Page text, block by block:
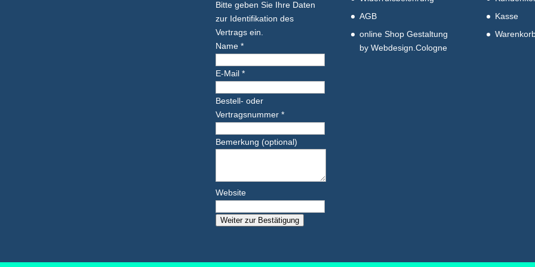
Bitte geben Sie Ihre Daten
zur Identifikation des
Vertrags ein.
Name *
E-Mail *
Bestell- oder
Vertragsnummer *
Bemerkung (optional)
Website
Weiter zur Bestätigung
AGB
online Shop Gestaltung
by Webdesign.Cologne
Kasse